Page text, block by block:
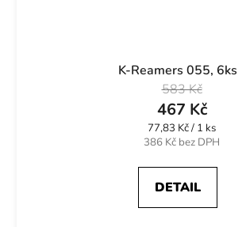
K-Reamers 055, 6ks
386 Kč bez DPH
467 Kč
583 Kč
Měrná
cena:
77,83 Kč / 1 ks
DETAIL